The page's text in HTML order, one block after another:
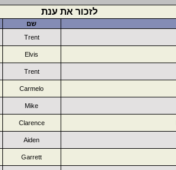
לזכור את ענת
שם
Trent
Elvis
Trent
Carmelo
Mike
Clarence
Aiden
Garrett